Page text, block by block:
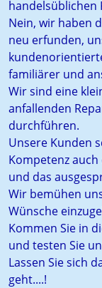
handelsüblichen
Nein, wir haben
neu erfunden,
familiärer und
Wir sind eine
anfallenden
durchführen.
Unsere Kunden
Kompetenz
und das
Wir bemühen
Wünsche
Kommen Sie in
und testen Sie
Lassen Sie sich
geht....!